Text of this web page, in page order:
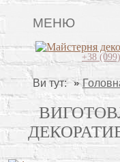
МЕНЮ
Lincrusta
Види штукатурок
Поклейка шпалер
Декоративні панно
Барельєфи
+38
Ви тут: